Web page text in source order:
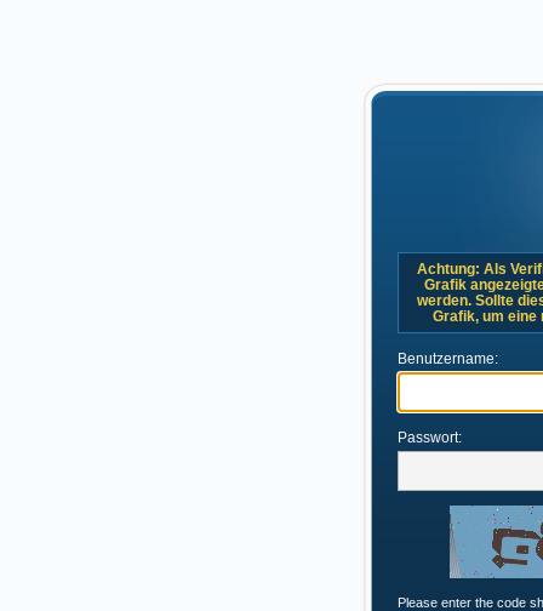
Achtung: Als
Grafik
werden. Sollte
Grafik, um eine
Benutzername:
Passwort:
Please enter the code